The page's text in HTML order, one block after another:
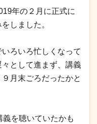
年の２月に正式に
しました。
ろいろ忙しくなって
として進まず、講義
月末ごろだったかと
を聴いていたかも